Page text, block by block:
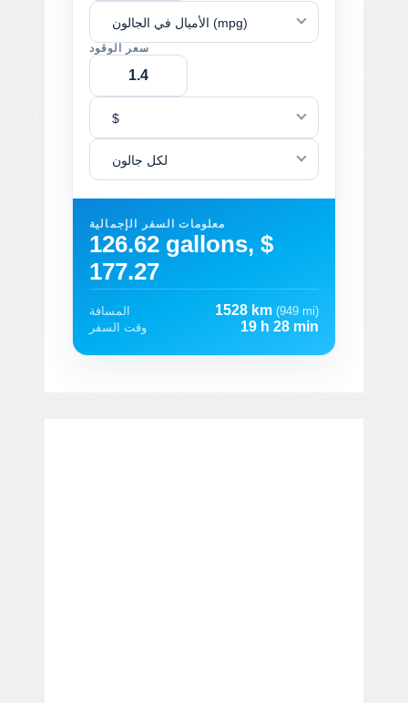
الأميال في الجالون (mpg)
سعر الوقود
$
لكل جالون
معلومات السفر الإجمالية
126.62 gallons, $
177.27
المسافة 1528 km (949 mi)
وقت السفر
19 h 28 min